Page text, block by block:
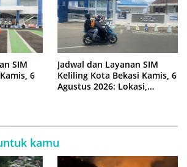
SIM
6
Jadwal dan Layanan SIM
Keliling Kota Bekasi Kamis, 6
Agustus 2026: Lokasi,
kamu